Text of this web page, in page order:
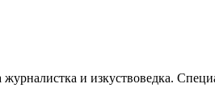
и изкуствоведка.